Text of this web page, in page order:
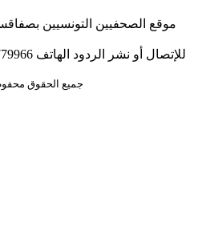
موقع الصحفيين التونسيين
جميع الحقوق